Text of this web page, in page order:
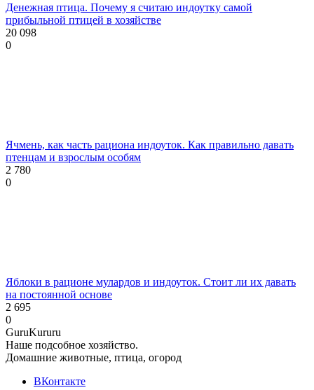
Денежная птица. Почему я считаю индоутку самой
прибыльной птицей в хозяйстве
20 098
0
Ячмень, как часть рациона индоуток. Как правильно давать
птенцам и взрослым особям
2 780
0
Яблоки в рационе мулардов и индоуток. Стоит ли их давать
на постоянной основе
2 695
0
GuruKururu
Наше подсобное хозяйство.
Домашние животные, птица, огород
ВКонтакте